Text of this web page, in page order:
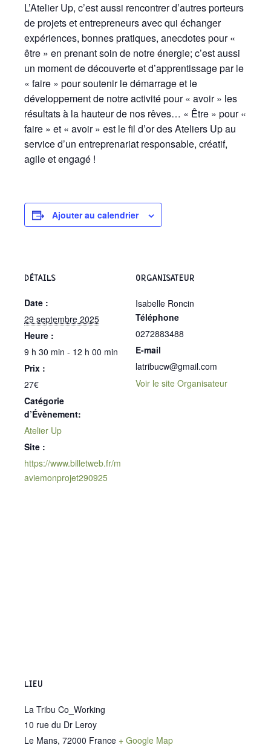
L’Atelier Up, c’est aussi rencontrer d’autres porteurs
de projets et entrepreneurs avec qui échanger
expériences, bonnes pratiques, anecdotes pour «
être » en prenant soin de notre énergie; c’est aussi
un moment de découverte et d’apprentissage par le
« faire » pour soutenir le démarrage et le
développement de notre activité pour « avoir » les
résultats à la hauteur de nos rêves… « Être » pour «
faire » et « avoir » est le fil d’or des Ateliers Up au
service d’un entreprenariat responsable, créatif,
agile et engagé !
Ajouter au calendrier
DÉTAILS
Date :
29 septembre 2025
Heure :
9 h 30 min - 12 h 00 min
Prix :
27€
Catégorie
d’Évènement:
Atelier Up
Site :
https://www.billetweb.fr/m
aviemonprojet290925
ORGANISATEUR
Isabelle Roncin
Téléphone
0272883488
E-mail
latribucw@gmail.com
Voir le site Organisateur
LIEU
La Tribu Co_Working
10 rue du Dr Leroy
Le Mans, 72000 France + Google Map